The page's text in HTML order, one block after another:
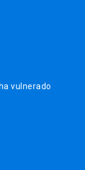
vulnerado